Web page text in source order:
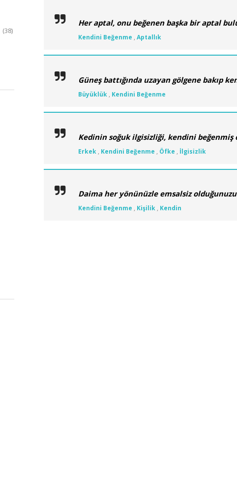
Her aptal, onu beğenen başka bir aptal
Kendini Beğenme , Aptallık
Güneş battığında uzayan gölgene bakıp
Büyüklük, Kendini Beğenme
Kedinin soğuk ilgisizliği, kendini beğenmiş
Erkek, Kendini Beğenme , Öfke , İlgisizlik
Daima her yönünüzle emsalsiz
Kendini Beğenme , Kişilik, Kendin
(38)